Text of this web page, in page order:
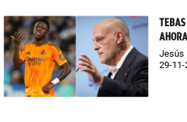
Jesús
29-11-